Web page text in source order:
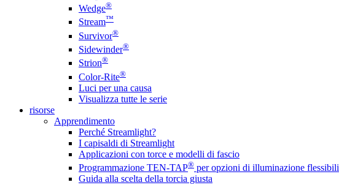
Wedge®
Stream™
Survivor®
Sidewinder®
Strion®
Color-Rite®
Luci per una causa
Visualizza tutte le serie
risorse
Apprendimento
Perché Streamlight?
I capisaldi di Streamlight
Applicazioni con torce e modelli di fascio
Programmazione TEN-TAP® per opzioni di illuminazione flessibili
Guida alla scelta della torcia giusta